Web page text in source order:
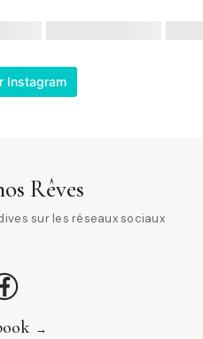
Instagram
Rêves
sur les réseaux sociaux